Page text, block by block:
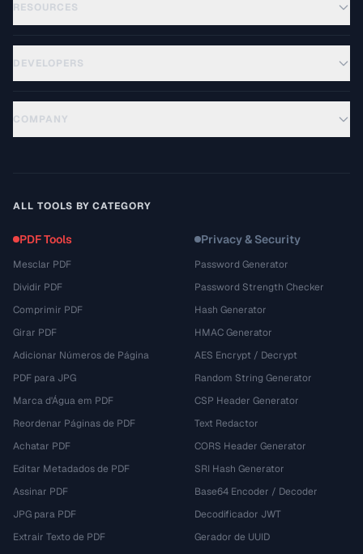
RESOURCES
DEVELOPERS
COMPANY
ALL TOOLS BY CATEGORY
PDF Tools
Mesclar PDF
Dividir PDF
Comprimir PDF
Girar PDF
Adicionar Números de Página
PDF para JPG
Marca d'Água em PDF
Reordenar Páginas de PDF
Achatar PDF
Editar Metadados de PDF
Assinar PDF
JPG para PDF
Extrair Texto de PDF
Privacy & Security
Password Generator
Password Strength Checker
Hash Generator
HMAC Generator
AES Encrypt / Decrypt
Random String Generator
CSP Header Generator
Text Redactor
CORS Header Generator
SRI Hash Generator
Base64 Encoder / Decoder
Decodificador JWT
Gerador de UUID